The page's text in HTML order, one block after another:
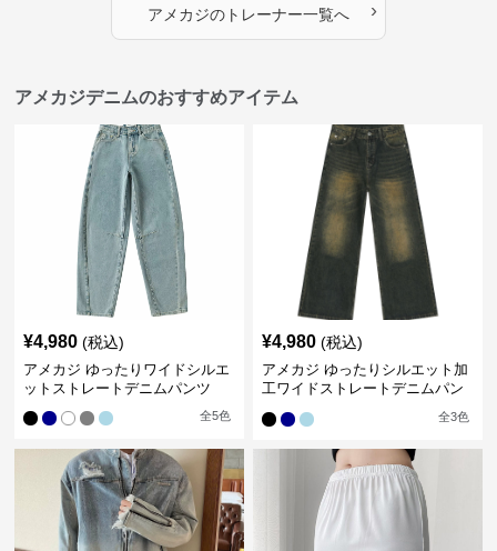
アメカジのトレーナー一覧へ ›
アメカジデニムのおすすめアイテム
¥4,980 (税込)
アメカジ ゆったりワイドシルエ
ットストレートデニムパンツ
全5色
¥4,980 (税込)
アメカジ ゆったりシルエット加
工ワイドストレートデニムパン
全3色